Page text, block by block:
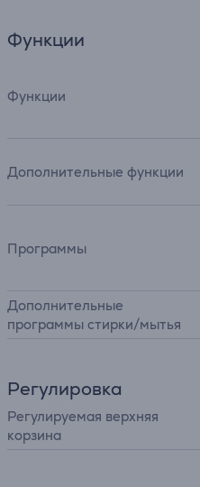
Функции
Функции
Дополнительные функции
Программы
Дополнительные
программы стирки/мытья
Регулировка
Pегулируемая верхняя
корзина